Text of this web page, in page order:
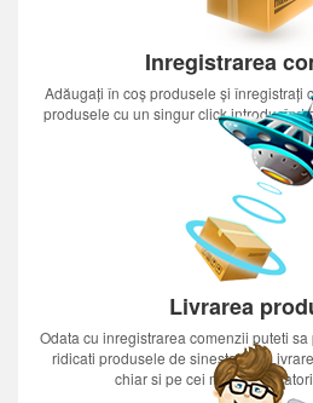
Inregistrarea
Adăugați în coș produsele și înregistrați
produsele cu un singur click introducînd
Livrarea
Odata cu inregistrarea comenzii puteti
ridicati produsele de
chiar si pe cei mai